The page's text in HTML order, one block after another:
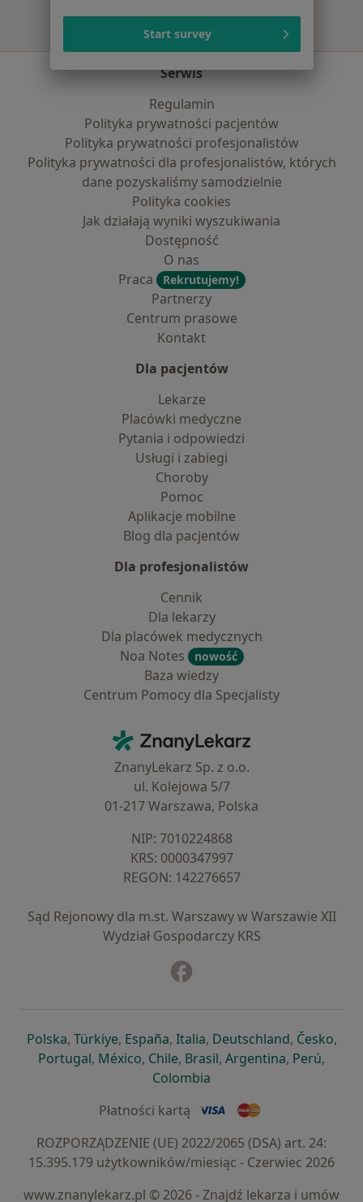
Serwis
Regulamin
Polityka prywatności pacjentów
Polityka prywatności profesjonalistów
Polityka prywatności dla profesjonalistów, których
dane pozyskaliśmy samodzielnie
Polityka cookies
Jak działają wyniki wyszukiwania
Dostępność
O nas
Praca
Rekrutujemy!
Partnerzy
Centrum prasowe
Kontakt
Dla pacjentów
Lekarze
Placówki medyczne
Pytania i odpowiedzi
Usługi i zabiegi
Choroby
Pomoc
Aplikacje mobilne
Blog dla pacjentów
Dla profesjonalistów
Cennik
Dla lekarzy
Dla placówek medycznych
Noa Notes
nowość
Baza wiedzy
Centrum Pomocy dla Specjalisty
ZnanyLekarz - Strona główna
ZnanyLekarz Sp. z o.o.
ul. Kolejowa 5/7
01-217 Warszawa, Polska
NIP: ⁠7010224868
KRS: ⁠0000347997
REGON: ⁠142276657
Sąd Rejonowy dla m.st. Warszawy w Warszawie XII
Wydział Gospodarczy KRS
Polskaotwiera się w nowej karcie
, Türkiyeotwiera się w nowej karcie
, Españaotwiera się w nowej karcie
, Italiaotwiera się w nowej
, Deutschlandotwiera się
, Česko,
Portugalotwiera się w nowej karcie
, Méxicootwiera się w nowej karcie
, Chileotwiera się w nowej karcie
, Brasilotwiera się w nowej
, Argentinaotwiera się
, Perú,
Colombia
Płatności kartą
ROZPORZĄDZENIE (UE) 2022/2065 (DSA) art. 24:
15.395.179 użytkowników/miesiąc - Czerwiec 2026
www.znanylekarz.pl © 2026 - Znajdź lekarza i umów
Start survey